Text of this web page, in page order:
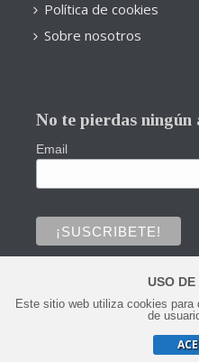
Política de cookies
Sobre nosotros
No te pierdas ningún
Email
Copyright © 2020
USO DE
Este sitio web utiliza cookies para
de